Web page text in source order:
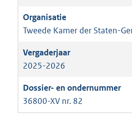
Tweede Kamer der Staten-
2025-2026
36800-XV nr. 82